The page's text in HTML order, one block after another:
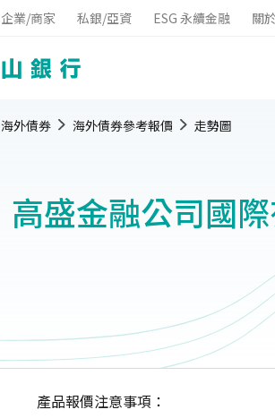
企業/商家 私銀/亞資 ESG 永續金融 關
高盛金融公司國
產品報價注意事項：
海外債券 海外債券參考報價 走勢圖